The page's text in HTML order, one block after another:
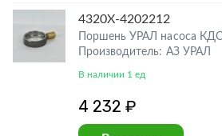
4320Х-4202212
Поршень УРАЛ насоса
Производитель: АЗ УРАЛ
В наличии 1 ед
4 232 ₽